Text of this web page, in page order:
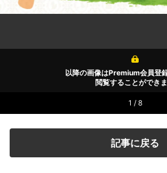
以降の画像はPremium会員登
閲覧することができ
1 / 8
記事に戻る